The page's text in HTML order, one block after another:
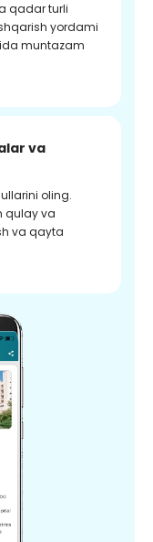
qadar turli
yordami
muntazam
va
oling.
qulay va
va qayta